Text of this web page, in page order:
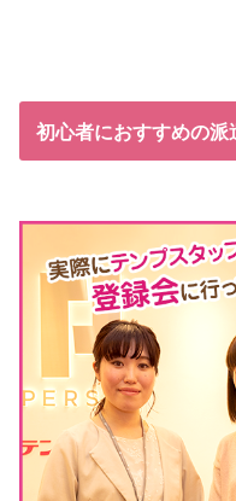
初心者におすすめの派